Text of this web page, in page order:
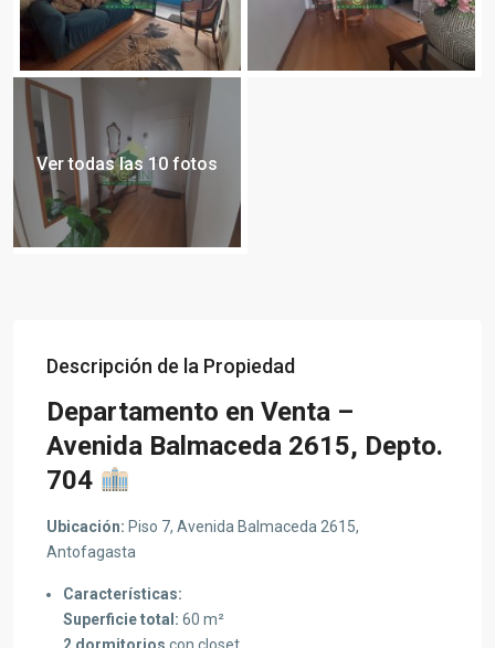
Ver todas las 10 fotos
Descripción de la Propiedad
Departamento en Venta –
Avenida Balmaceda 2615, Depto.
704
Ubicación: Piso 7, Avenida Balmaceda 2615,
Antofagasta
Características:
Superficie total: 60 m²